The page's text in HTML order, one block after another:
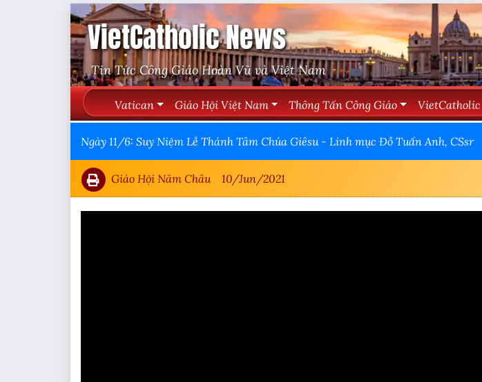
VietCatholic News
Tin Tức Công Giáo Hoàn Vũ và Việt Nam
Vatican Giáo Hội Việt Nam Thông Tấn Công Giáo VietCatholic
Ngày 11/6: Suy Niệm Lễ Thánh Tâm Chúa Giêsu - Linh mục Đỗ Tuấn Anh, CSsr
Giáo Hội Năm Châu 10/Jun/2021